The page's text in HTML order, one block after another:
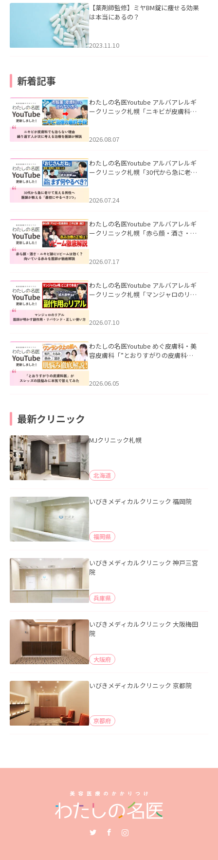
【薬剤師監修】ミヤBM錠に痩せる効果
は本当にあるの？
2023.11.10
新着記事
わたしの名医Youtube アルバアレルギ
ークリニック札幌「ニキビが皮膚科で
ました。
2026.08.07
わたしの名医Youtube アルバアレルギ
ークリニック札幌「30代から急に老け
た。
2026.07.24
わたしの名医Youtube アルバアレルギ
ークリニック札幌「赤ら顔・酒さ・ニ
した。
2026.07.17
わたしの名医Youtube アルバアレルギ
ークリニック札幌「マンジャロのリア
た。
2026.07.10
わたしの名医Youtube めぐ皮膚科・美
容皮膚科「”とおりすがりの皮膚科
2026.06.05
最新クリニック
MJクリニック札幌
北海道
いびきメディカルクリニック 福岡院
福岡県
いびきメディカルクリニック 神戸三宮
院
兵庫県
いびきメディカルクリニック 大阪梅田
院
大阪府
いびきメディカルクリニック 京都院
京都府